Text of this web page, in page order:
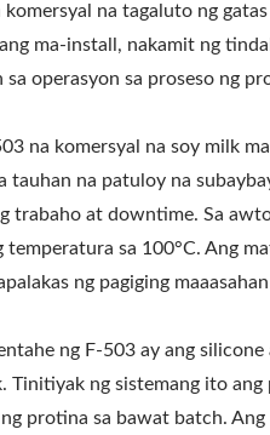
komersyal na tagaluto ng
ma-install, nakamit ng
sa operasyon sa proseso ng
na komersyal na soy milk
tauhan na patuloy na
trabaho at downtime. Sa
temperatura sa 100°C. Ang
ng pagiging
ng F-503 ay ang
Tinitiyak ng sistemang ito
protina sa bawat batch.